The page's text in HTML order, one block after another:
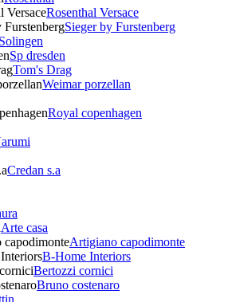
Rosenthal Versace
Sieger by Furstenberg
Solingen
Sp dresden
Tom's Drag
Weimar porzellan
Royal copenhagen
Credan s.a
Arte casa
Artigiano capodimonte
B-Home Interiors
Bertozzi cornici
Bruno costenaro